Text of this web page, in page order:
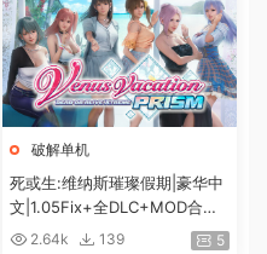
破解单机
死或生:维纳斯璀璨假期|豪华中
文|1.05Fix+全DLC+MOD合集
+预购特典|解压即撸|[12G/百
2.64k 139 5